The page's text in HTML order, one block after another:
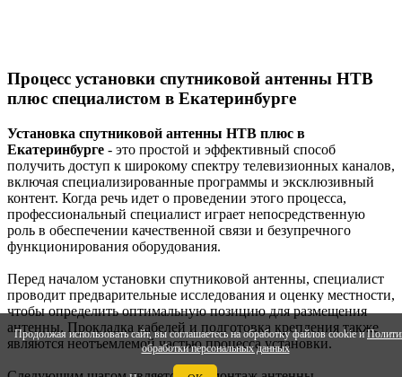
Продолжая использовать сайт, вы соглашаетесь на обработку файлов cookie и
обработки персональных данных
Процесс установки спутниковой антенны НТВ
плюс специалистом в Екатеринбурге
Установка спутниковой антенны НТВ плюс в
Екатеринбурге - это простой и эффективный способ
получить доступ к широкому спектру телевизионных каналов,
включая специализированные программы и эксклюзивный
контент. Когда речь идет о проведении этого процесса,
профессиональный специалист играет непосредственную
роль в обеспечении качественной связи и безупречного
функционирования оборудования.
Перед началом установки спутниковой антенны, специалист
проводит предварительные исследования и оценку местности,
чтобы определить оптимальную позицию для размещения
антенны. Прокладка кабелей и подготовка крепления также
являются неотъемлемой частью процесса установки.